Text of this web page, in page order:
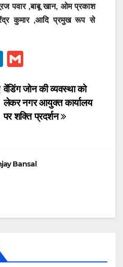
पवार ,बाबू खान, ओम प्रकाश
कुमार ,आदि प्रमुख रूप से
Li
k
e
dI
ail
वेंडिंग जोन की व्यवस्था को
लेकर नगर आयुक्त कार्यालय
पर शक्ति प्रदर्शन
Bansal